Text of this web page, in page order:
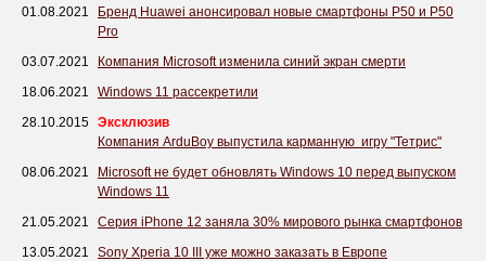
01.08.2021
Бренд Huawei анонсировал новые смартфоны P50 и P50
Pro
03.07.2021
Компания Microsoft изменила синий экран смерти
18.06.2021
Windows 11 рассекретили
28.10.2015 Эксклюзив
Компания ArduBoy выпустила карманную игру "Тетрис"
08.06.2021
Microsoft не будет обновлять Windows 10 перед выпуском
Windows 11
21.05.2021
Серия iPhone 12 заняла 30% мирового рынка смартфонов
13.05.2021
Sony Xperia 10 III уже можно заказать в Европе